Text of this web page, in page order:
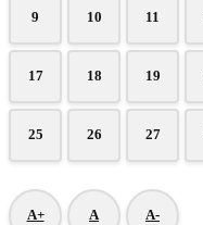
9 10 11
17 18 19
25 26 27
A+ A A-